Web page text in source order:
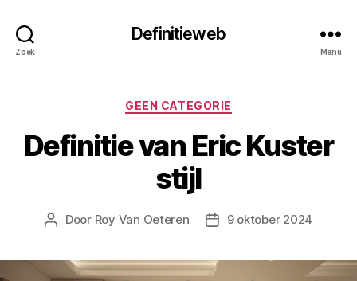
Zoek
Definitieweb
Menu
Categorieën
GEEN CATEGORIE
Definitie van Eric Kuster
stijl
Berichtauteur
Door Roy Van Oeteren Berichtdatum
9 oktober 2024